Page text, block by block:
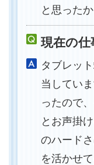
と思ったか
現在の仕
タブレッ
当してい
ったので
とお声掛
のハード
を活かせ